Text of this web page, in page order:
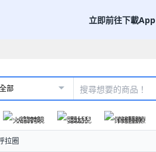
立即前往下載App
全部
火箭跨境 嬰幼兒 保健醫療
拉圈